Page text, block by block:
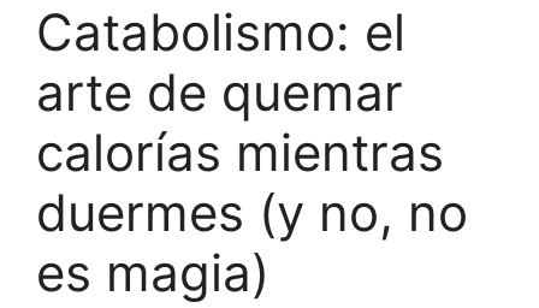
Catabolismo: el
arte de quemar
calorías mientras
duermes (y no, no
es magia)